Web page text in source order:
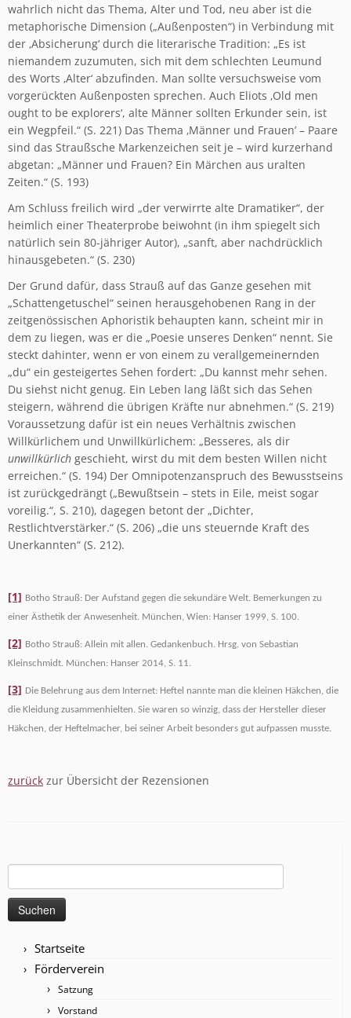
wahrlich nicht das Thema, Alter und Tod, neu aber ist die
metaphorische Dimension („Außenposten“) in Verbindung mit
der ‚Absicherung‘ durch die literarische Tradition: „Es ist
niemandem zuzumuten, sich mit dem schlechten Leumund
des Worts ‚Alter‘ abzufinden. Man sollte versuchsweise vom
vorgerückten Außenposten sprechen. Auch Eliots ‚Old men
ought to be explorers‘, alte Männer sollten Erkunder sein, ist
ein Wegpfeil.“ (S. 221) Das Thema ‚Männer und Frauen’ – Paare
sind das Straußsche Markenzeichen seit je – wird kurzerhand
abgetan: „Männer und Frauen? Ein Märchen aus uralten
Zeiten.“ (S. 193)
Am Schluss freilich wird „der verwirrte alte Dramatiker“, der
heimlich einer Theaterprobe beiwohnt (in ihm spiegelt sich
natürlich sein 80-jähriger Autor), „sanft, aber nachdrücklich
hinausgebeten.“ (S. 230)
Der Grund dafür, dass Strauß auf das Ganze gesehen mit
„Schattengetuschel“ seinen herausgehobenen Rang in der
zeitgenössischen Aphoristik behaupten kann, scheint mir in
dem zu liegen, was er die „Poesie unseres Denken“ nennt. Sie
steckt dahinter, wenn er von einem zu verallgemeinernden
„du“ ein gesteigertes Sehen fordert: „Du kannst mehr sehen.
Du siehst nicht genug. Ein Leben lang läßt sich das Sehen
steigern, während die übrigen Kräfte nur abnehmen.“ (S. 219)
Voraussetzung dafür ist ein neues Verhältnis zwischen
Willkürlichem und Unwillkürlichem: „Besseres, als dir
unwillkürlich geschieht, wirst du mit dem besten Willen nicht
erreichen.“ (S. 194) Der Omnipotenzanspruch des Bewusstseins
ist zurückgedrängt („Bewußtsein – stets in Eile, meist sogar
voreilig.“, S. 210), dagegen betont der „Dichter,
Restlichtverstärker.“ (S. 206) „die uns steuernde Kraft des
Unerkannten“ (S. 212).
[1] Botho Strauß: Der Aufstand gegen die sekundäre Welt. Bemerkungen zu
einer Ästhetik der Anwesenheit. München, Wien: Hanser 1999, S. 100.
[2] Botho Strauß: Allein mit allen. Gedankenbuch. Hrsg. von Sebastian
Kleinschmidt. München: Hanser 2014, S. 11.
[3] Die Belehrung aus dem Internet: Heftel nannte man die kleinen Häkchen, die
die Kleidung zusammenhielten. Sie waren so winzig, dass der Hersteller dieser
Häkchen, der Heftelmacher, bei seiner Arbeit besonders gut aufpassen musste.
zurück zur Übersicht der Rezensionen
Suchen
nach:
Startseite
Förderverein
Satzung
Vorstand